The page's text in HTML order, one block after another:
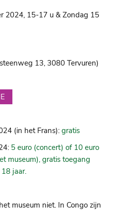
2024, 15-17 u & Zondag 15
13, 3080 Tervuren)
(in het Frans):gratis
5 euro (concert) of 10 euro
museum), gratis toegang
jaar.
museum niet. In Congo zijn